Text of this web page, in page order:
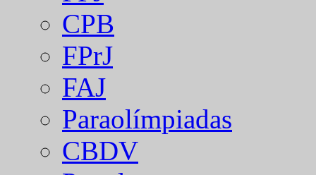
CPB
FPrJ
FAJ
Paraolímpiadas
CBDV